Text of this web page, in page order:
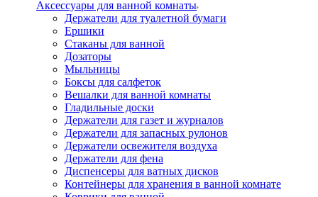
Аксессуары для ванной комнаты
Держатели для туалетной бумаги
Ершики
Стаканы для ванной
Дозаторы
Мыльницы
Боксы для салфеток
Вешалки для ванной комнаты
Гладильные доски
Держатели для газет и журналов
Держатели для запасных рулонов
Держатели освежителя воздуха
Держатели для фена
Диспенсеры для ватных дисков
Контейнеры для хранения в ванной комнате